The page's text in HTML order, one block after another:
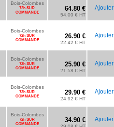
Bois-Colombes
72h SUR
COMMANDE
64.80 €
54.00 € HT
Ajouter
Bois-Colombes
72h SUR
COMMANDE
26.90 €
22.42 € HT
Ajouter
Bois-Colombes
72h SUR
COMMANDE
25.90 €
21.58 € HT
Ajouter
Bois-Colombes
72h SUR
COMMANDE
29.90 €
24.92 € HT
Ajouter
Bois-Colombes
72h SUR
COMMANDE
34.90 € Ajouter